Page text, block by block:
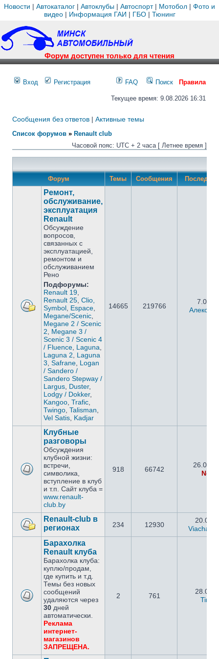
Новости | Автокаталог | Автоклубы | Автоспорт| Мотобол | Фото и
видео| Информация ГАИ | ГБО| Тюнинг
Форум доступен только для чтения
Вход Регистрация FAQ Поиск Правила
Текущее время: 9.08.2026 16:31
Сообщения без ответов | Активные темы
Список форумов » Renault club
Часовой пояс: UTC + 2 часа [ Летнее время ]
Форум Темы Сообщения
Ремонт,
обслуживание,
эксплуатация
Renault
Обсуждение
вопросов,
связанных с
эксплуатацией,
ремонтом и
обслуживанием
Рено
Подфорумы:
Renault 19
Renault 25 Clio,
Symbol Espace
Megane/Scenic
Megane 2 / Scenic
2
Megane 3 /
Scenic 3 / Scenic 4
/ Fluence Laguna
Laguna 2
Laguna
3 Safrane Logan
/ Sandero /
Sandero Stepway /
Largus Duster,
Lodgy / Dokker,
Kangoo Trafic
Twingo Talisman
Vel Satis Kadjar
14665 219766
Клубные
разговоры
Обсуждения
клубной жизни:
встречи,
символика,
вступление в клуб
и т.п. Сайт клуба =
www.renault-
club.by
918 66742
Renault-club в
регионах
234 12930
Барахолка
Renault клуба
Барахолка клуба:
куплю/продам,
где купить и т.д.
Темы без новых
сообщений
удаляются через
30 дней
автоматически.
Реклама
интернет-
магазинов
ЗАПРЕЩЕНА.
2 761